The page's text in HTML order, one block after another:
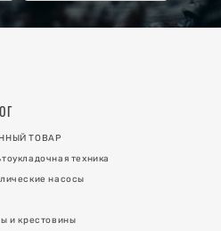
ТОВАР
техника
насосы
и крестовины